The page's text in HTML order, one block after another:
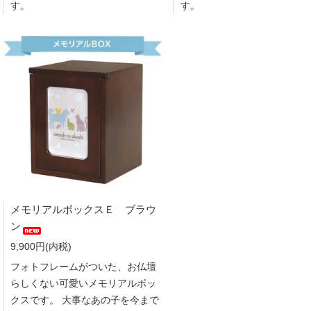
す。 す。
メモリアルボックスＥ ブラウ
ン
9,900円(内税)
フォトフレームがついた、お仏壇
らしくない可愛いメモリアルボッ
クスです。 大事なあの子を今まで